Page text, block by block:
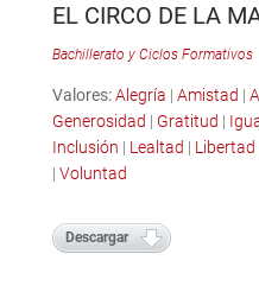
EL CIRCO DE LA
Bachillerato y Ciclos Formativos
Valores:Alegría | Amistad |
Generosidad | Gratitud |
Inclusión | Lealtad | Libertad
| Voluntad
Descargar